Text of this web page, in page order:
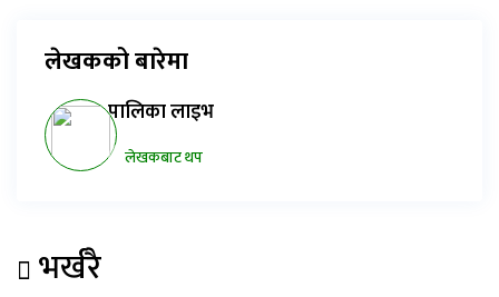
लेखकको बारेमा
पालिका लाइभ
लेखकबाट थप
भर्खरै